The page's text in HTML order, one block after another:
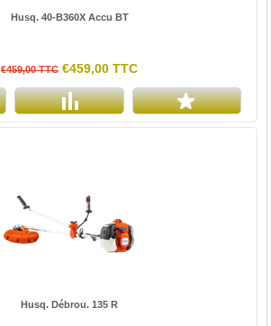
Husq. 40-B360X Accu BT
€459,00 TTC €459,00 TTC
Husq. Débrou. 135 R